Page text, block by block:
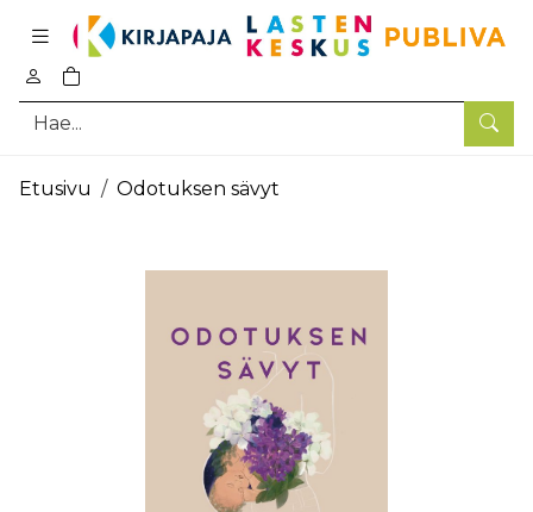
Hae
0
tuotetta ostoskorissa
Pääsisältö
Etusivu Odotuksen sävyt